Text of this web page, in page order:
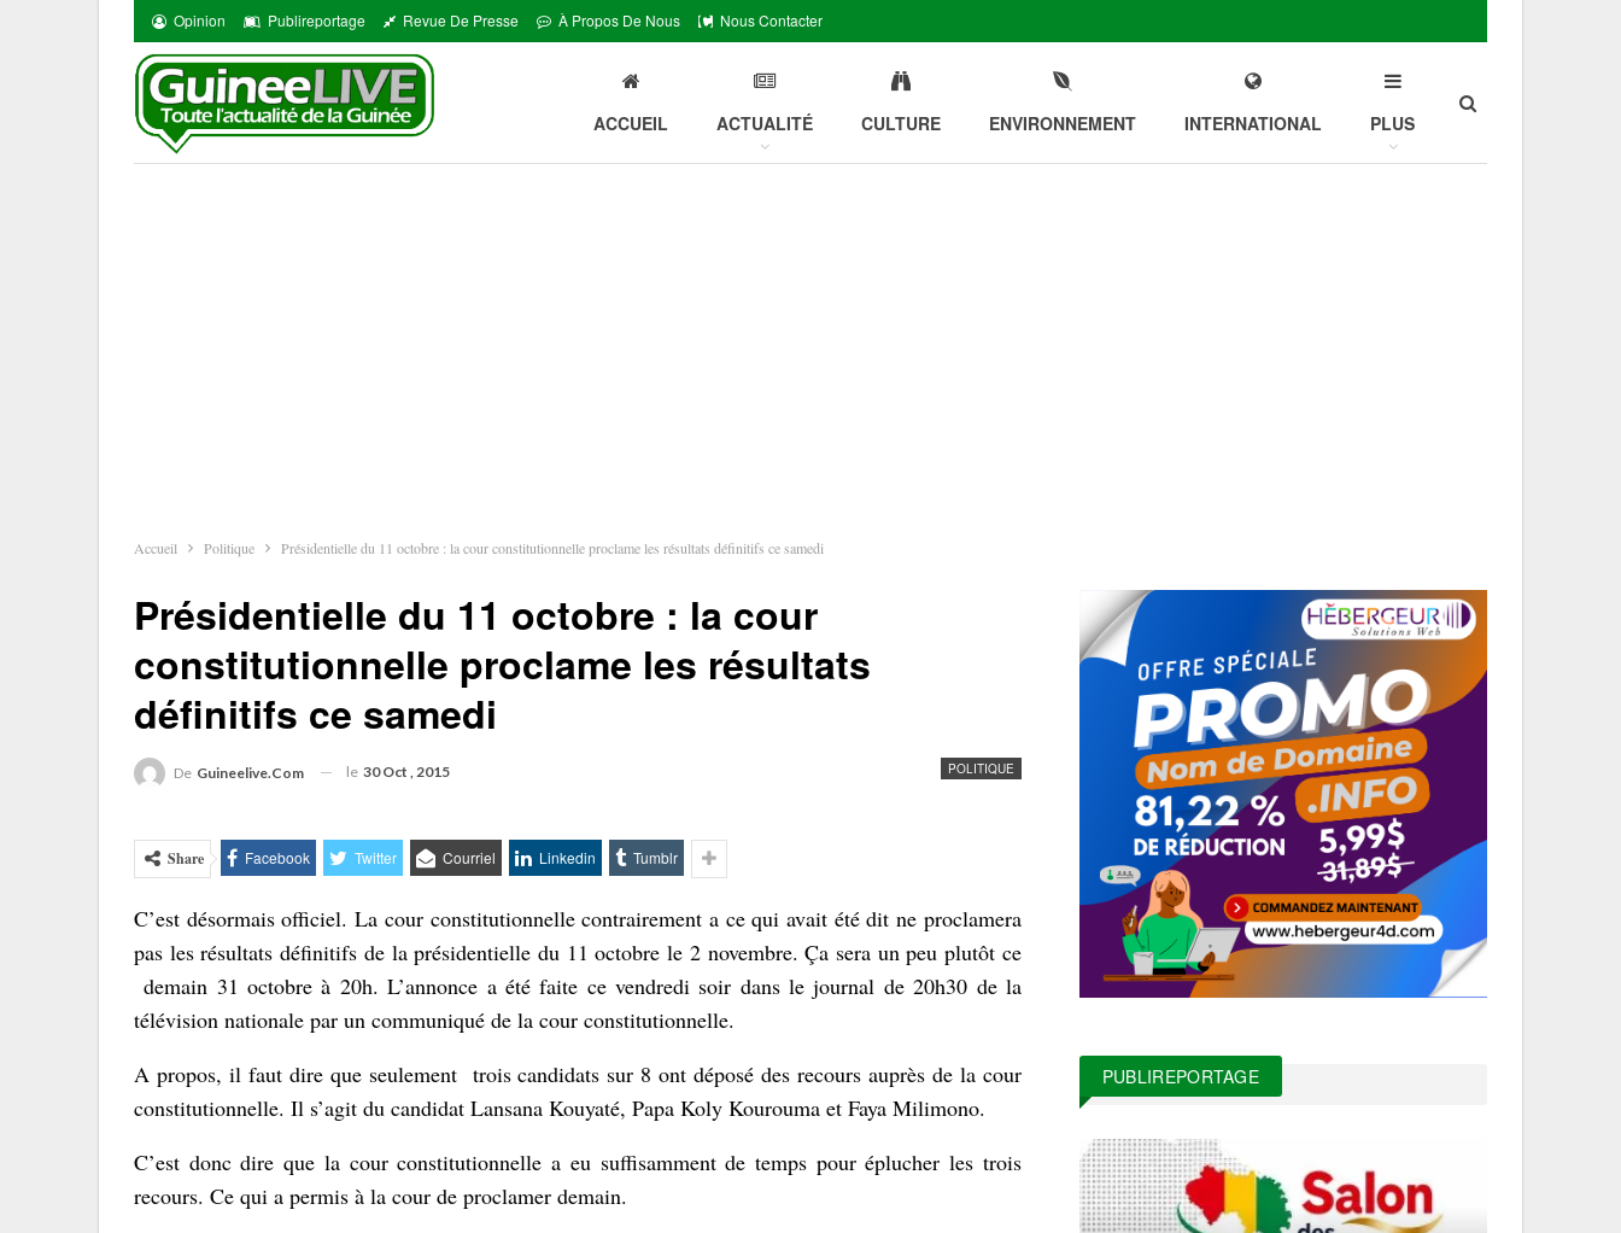
Opinion Publireportage Revue De Presse À Propos De Nous Nous Contacter
ACCUEIL ACTUALITÉ CULTURE ENVIRONNEMENT INTERNATIONAL PLUS
Accueil Politique Présidentielle du 11 octobre : la cour constitutionnelle proclame les résultats définitifs ce samedi
Présidentielle du 11 octobre : la cour
constitutionnelle proclame les résultats
définitifs ce samedi
POLITIQUE
De Guineelive.com le 30 Oct , 2015
Share Facebook Twitter Courriel Linkedin Tumblr
C’est désormais officiel. La cour constitutionnelle contrairement a ce qui avait été dit ne proclamera
pas les résultats définitifs de la présidentielle du 11 octobre le 2 novembre. Ça sera un peu plutôt ce
demain 31 octobre à 20h. L’annonce a été faite ce vendredi soir dans le journal de 20h30 de la
télévision nationale par un communiqué de la cour constitutionnelle.
A propos, il faut dire que seulement trois candidats sur 8 ont déposé des recours auprès de la cour
constitutionnelle. Il s’agit du candidat Lansana Kouyaté, Papa Koly Kourouma et Faya Milimono.
C’est donc dire que la cour constitutionnelle a eu suffisamment de temps pour éplucher les trois
recours. Ce qui a permis à la cour de proclamer demain.
PUBLIREPORTAGE